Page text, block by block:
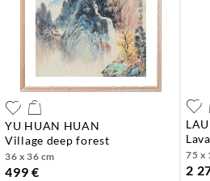
YU HUAN HUAN
village deep forest
36 x 36 cm
499 €
75 x
2